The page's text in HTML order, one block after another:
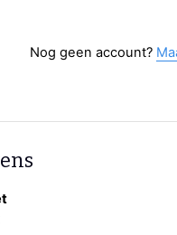
Nog geen account?